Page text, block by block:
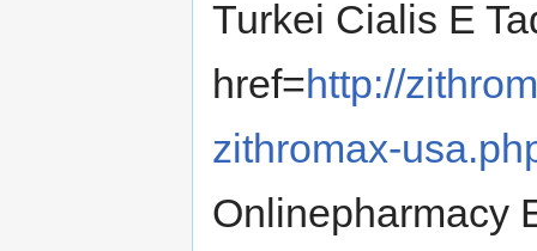
Turkei Cialis E
href=http://
zithromax-
Onlinepharmacy